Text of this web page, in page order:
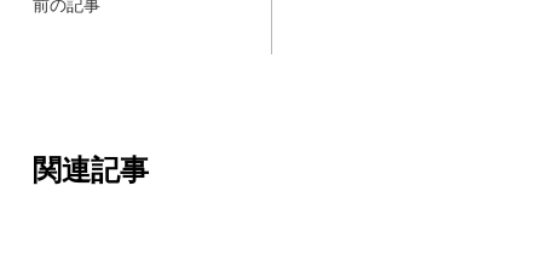
前の記事
関連記事